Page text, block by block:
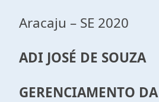
Aracaju – SE 2020
ADI JOSÉ DE SOUZA
GERENCIAMENTO DA